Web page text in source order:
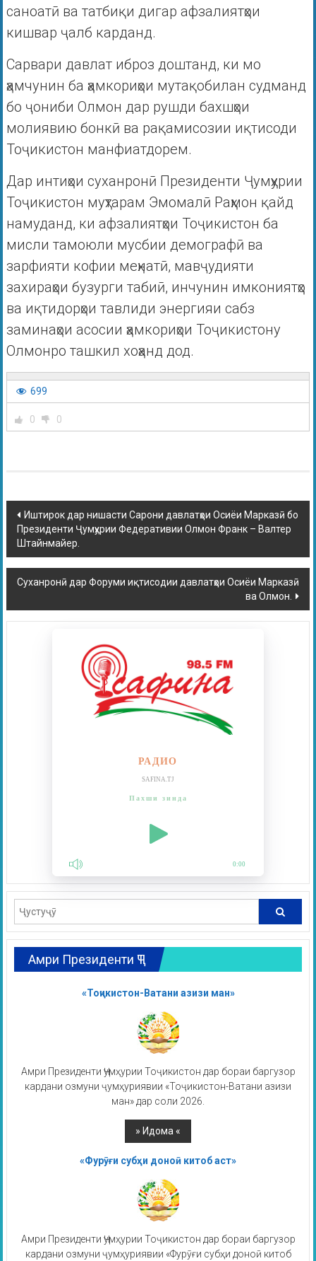
саноатӣ ва татбиқи дигар афзалиятҳои
кишвар ҷалб карданд.
Сарвари давлат иброз доштанд, ки мо
ҳамчунин ба ҳамкориҳои мутақобилан судманд
бо ҷониби Олмон дар рушди бахшҳои
молиявию бонкӣ ва рақамисозии иқтисоди
Тоҷикистон манфиатдорем.
Дар интиҳои суханронӣ Президенти Ҷумҳурии
Тоҷикистон муҳтарам Эмомалӣ Раҳмон қайд
намуданд, ки афзалиятҳои Тоҷикистон ба
мисли тамоюли мусбии демографӣ ва
зарфияти кофии меҳнатӣ, мавҷудияти
захираҳои бузурги табиӣ, инчунин имкониятҳо
ва иқтидорҳои тавлиди энергияи сабз
заминаҳои асосии ҳамкориҳои Тоҷикистону
Олмонро ташкил хоҳанд дод.
699
0 0
Иштирок дар нишасти Сарони давлатҳои Осиёи Марказӣ бо
Президенти Ҷумҳурии Федеративии Олмон Франк – Валтер
Штайнмайер.
Суханронӣ дар Форуми иқтисодии давлатҳои Осиёи Марказӣ
ва Олмон.
РАДИО
SAFINA.TJ
Пахши зинда
0:00
Амри Президенти ҶТ
«Тоҷикистон-Ватани азизи ман»
Амри Президенти Ҷумҳурии Тоҷикистон дар бораи баргузор
кардани озмуни ҷумҳуриявии «Тоҷикистон-Ватани азизи
ман» дар соли 2026.
«Фурӯғи субҳи доноӣ китоб аст»
Амри Президенти Ҷумҳурии Тоҷикистон дар бораи баргузор
кардани озмуни ҷумҳуриявии «Фурӯғи субҳи доноӣ китоб